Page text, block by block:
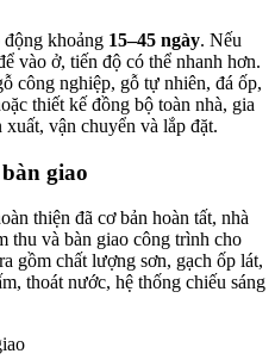
khoảng 15–45 ngày. Nếu
vào ở, tiến độ có thể nhanh hơn.
công nghiệp, gỗ tự nhiên, đá ốp,
thiết kế đồng bộ toàn nhà, gia
vận chuyển và lắp đặt.
giao
thiện đã cơ bản hoàn tất, nhà
thu và bàn giao công trình cho
gồm chất lượng sơn, gạch ốp lát,
thoát nước, hệ thống chiếu sáng